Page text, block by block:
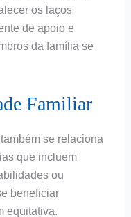
os laços
de apoio e
da família se
Familiar
se relaciona
que incluem
ou
beneficiar
equitativa.